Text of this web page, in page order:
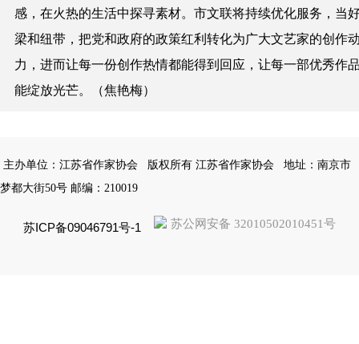
感，在火热的生活中探寻素材。市文联将持续优化服务，当
梁和纽带，把党和政府的政策红利转化为广大文艺家的创作
力，进而让每一份创作热情都能得到回应，让每一部优秀作
能绽放光芒。
（焦艳梅）
主办单位：江苏省作家协会 版权所有 江苏省作家协会
地址：南京市
梦都大街50号 邮编：210019
苏ICP备09046791号-1 苏公网安备 32010502010451号